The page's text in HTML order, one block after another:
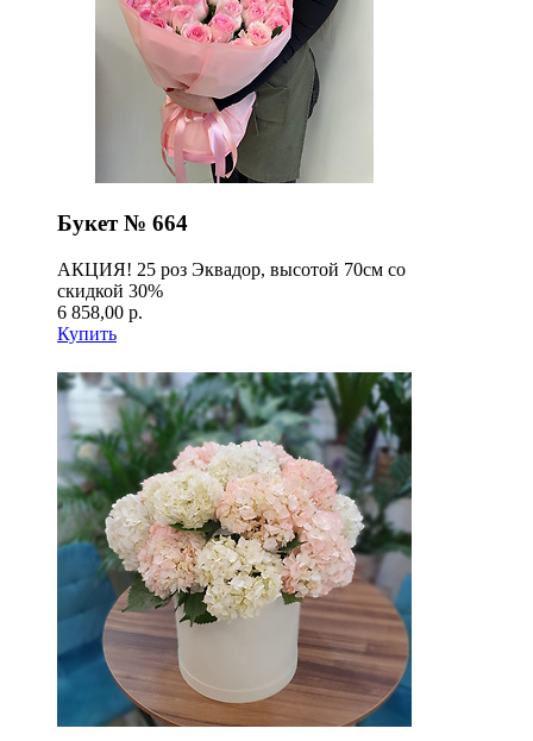
Букет № 664
АКЦИЯ! 25 роз Эквадор, высотой 70см со
скидкой 30%
6 858,00 р.
Купить